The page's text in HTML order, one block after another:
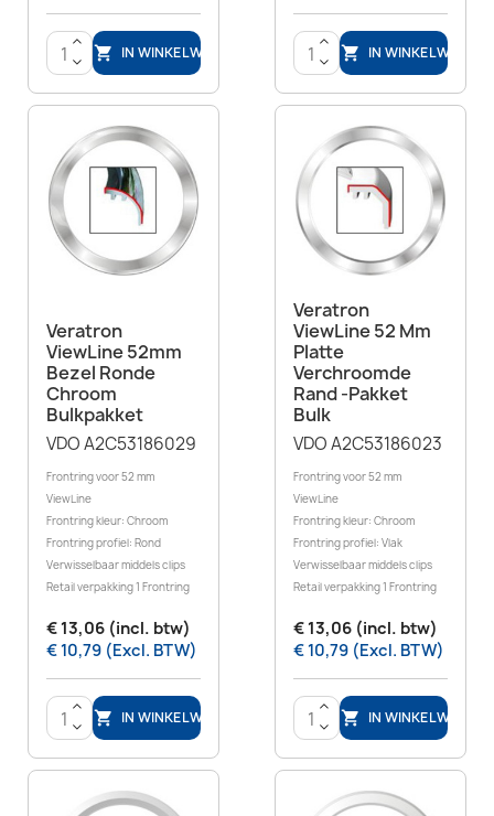
>
<
 IN WINKELWAGEN
>
<
 IN WINKELWAGEN
Veratron
ViewLine 52mm
Bezel Ronde
Chroom
Bulkpakket
VDO A2C53186029
Frontring voor 52 mm
ViewLine
Frontring kleur: Chroom
Frontring profiel: Rond
Verwisselbaar middels clips
Retail verpakking 1 Frontring
€ 13,06 (incl. btw)
€ 10,79 (Excl. BTW)
>
<
 IN WINKELWAGEN
Veratron
ViewLine 52 Mm
Platte
Verchroomde
Rand -pakket
Bulk
VDO A2C53186023
Frontring voor 52 mm
ViewLine
Frontring kleur: Chroom
Frontring profiel: Vlak
Verwisselbaar middels clips
Retail verpakking 1 Frontring
€ 13,06 (incl. btw)
€ 10,79 (Excl. BTW)
>
<
 IN WINKELWAGEN